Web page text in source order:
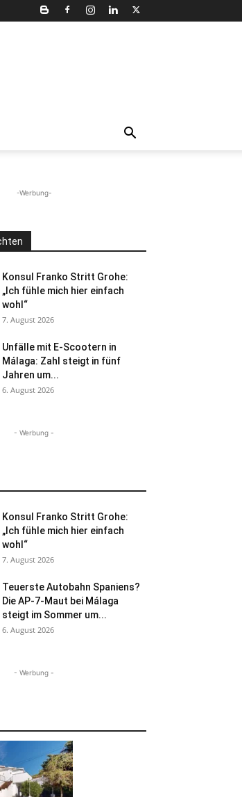
-Werbung-
Konsul Franko Stritt Grohe:
„Ich fühle mich hier einfach
wohl“
7. August 2026
Unfälle mit E-Scootern in
Málaga: Zahl steigt in fünf
Jahren um...
6. August 2026
- Werbung -
Konsul Franko Stritt Grohe:
„Ich fühle mich hier einfach
wohl“
7. August 2026
Teuerste Autobahn Spaniens?
Die AP-7-Maut bei Málaga
steigt im Sommer um...
6. August 2026
- Werbung -